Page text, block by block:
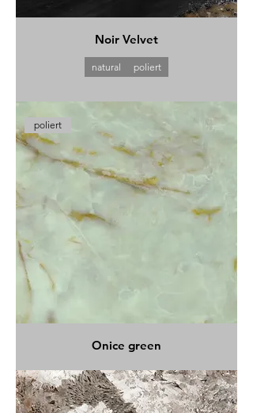
Noir Velvet
natural poliert
poliert
Onice green